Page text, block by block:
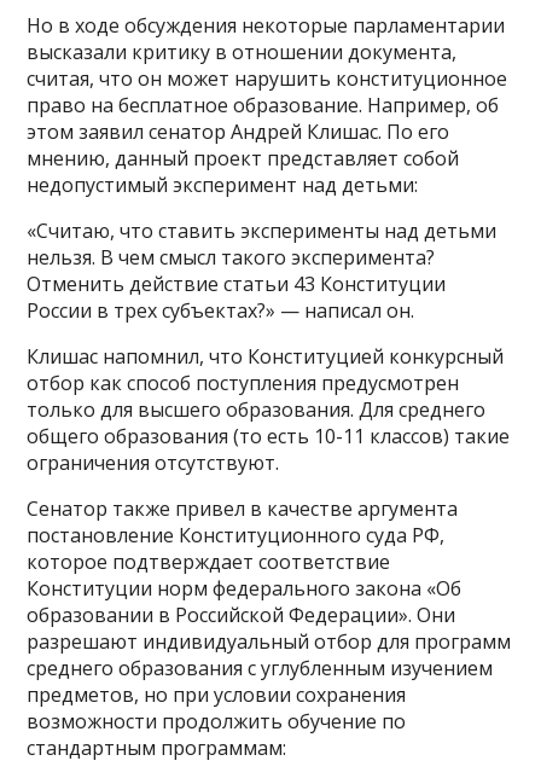
Но в ходе обсуждения некоторые парламентарии
высказали критику в отношении документа,
считая, что он может нарушить конституционное
право на бесплатное образование. Например, об
этом заявил сенатор Андрей Клишас. По его
мнению, данный проект представляет собой
недопустимый эксперимент над детьми:
«Считаю, что ставить эксперименты над детьми
нельзя. В чем смысл такого эксперимента?
Отменить действие статьи 43 Конституции
России в трех субъектах?» — написал он.
Клишас напомнил, что Конституцией конкурсный
отбор как способ поступления предусмотрен
только для высшего образования. Для среднего
общего образования (то есть 10-11 классов) такие
ограничения отсутствуют.
Сенатор также привел в качестве аргумента
постановление Конституционного суда РФ,
которое подтверждает соответствие
Конституции норм федерального закона «Об
образовании в Российской Федерации». Они
разрешают индивидуальный отбор для программ
среднего образования с углубленным изучением
предметов, но при условии сохранения
возможности продолжить обучение по
стандартным программам: